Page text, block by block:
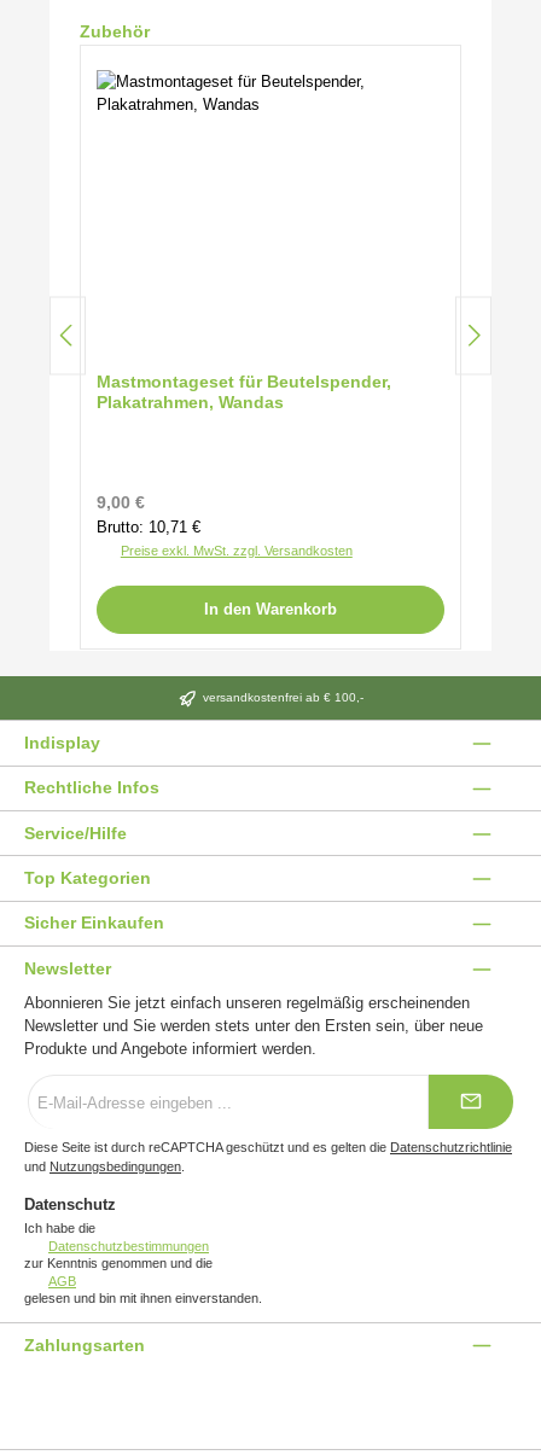
Produktgalerie überspringen
Zubehör
Mastmontageset für Beutelspender,
Plakatrahmen, Wandas
Regulärer Preis:
9,00 €
Brutto: 10,71 €
Preise exkl. MwSt. zzgl. Versandkosten
In den Warenkorb
versandkostenfrei ab € 100,-
Indisplay
Rechtliche Infos
Service/Hilfe
Top Kategorien
Sicher Einkaufen
Newsletter
Abonnieren Sie jetzt einfach unseren regelmäßig erscheinenden
Newsletter und Sie werden stets unter den Ersten sein, über neue
Produkte und Angebote informiert werden.
Mail-
Diese Seite ist durch reCAPTCHA geschützt und es gelten die Datenschutzrichtlinie
und Nutzungsbedingungen
Datenschutz
Ich habe die
Datenschutzbestimmungen
zur Kenntnis genommen und die
AGB
gelesen und bin mit ihnen einverstanden.
Zahlungsarten